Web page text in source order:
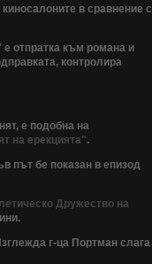
в сравнение с
е отпратка към романа и
контролира
е подобна на
на ерекцията".
път бе показан в епизод
Дружество на
г-ца Портман слага